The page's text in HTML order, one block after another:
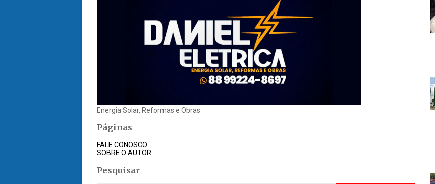
Energia Solar, Reformas e Obras
Páginas
FALE CONOSCO
SOBRE O AUTOR
Pesquisar